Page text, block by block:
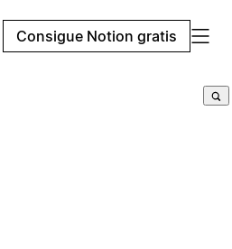
Consigue Notion gratis